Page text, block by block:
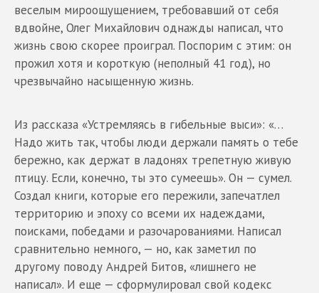
веселым мироощущением, требовавший от себя
вдвойне, Олег Михайлович однажды написал, что
жизнь свою скорее проиграл. Поспорим с этим: он
прожил хотя и короткую (неполный 41 год), но
чрезвычайно насыщенную жизнь.
Из рассказа «Устремляясь в гибельные выси»: «…
Надо жить так, чтобы люди держали память о тебе
бережно, как держат в ладонях трепетную живую
птицу. Если, конечно, ты это сумеешь». Он — сумел.
Создал книги, которые его пережили, запечатлел
территорию и эпоху со всеми их надеждами,
поисками, победами и разочарованиями. Написал
сравнительно немного, — но, как заметил по
другому поводу Андрей Битов, «лишнего не
написал». И еще — сформулировал свой кодекс